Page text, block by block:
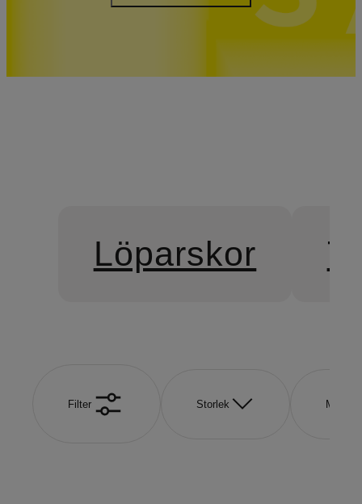
Löparskor
Filter Storlek Märke